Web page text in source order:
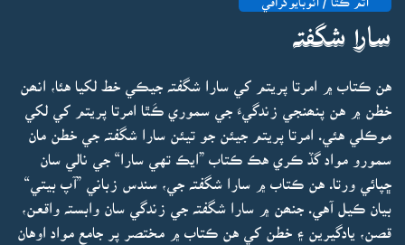
سارا شگفتہ
هن ڪتاب ۾ امرتا پريتم کي سارا شگفتہ جيڪي خط لکيا هئا، انھن
خطن ۾ هن پنھنجي زندگيءَ جي سموري ڪَٿا امرتا پريتم کي لکي
موڪلي هئي. امرتا پريتم جيئن جو تيئن سارا شگفتہ جي خطن مان
سمورو مواد گڏ ڪري هڪ ڪتاب ”ايڪ تهي سارا“ جي نالي سان
ڇپائي ورتا. هن ڪتاب ۾ سارا شگفتہ جي، سندس زباني ”آپ بيتي“
بيان ڪيل آهي. جنھن ۾ سارا شگفتہ جي زندگي سان وابستہ واقعن،
قصن، يادگيرين ۽ خطن کي هن ڪتاب ۾ مختصر پر جامع مواد اوهان